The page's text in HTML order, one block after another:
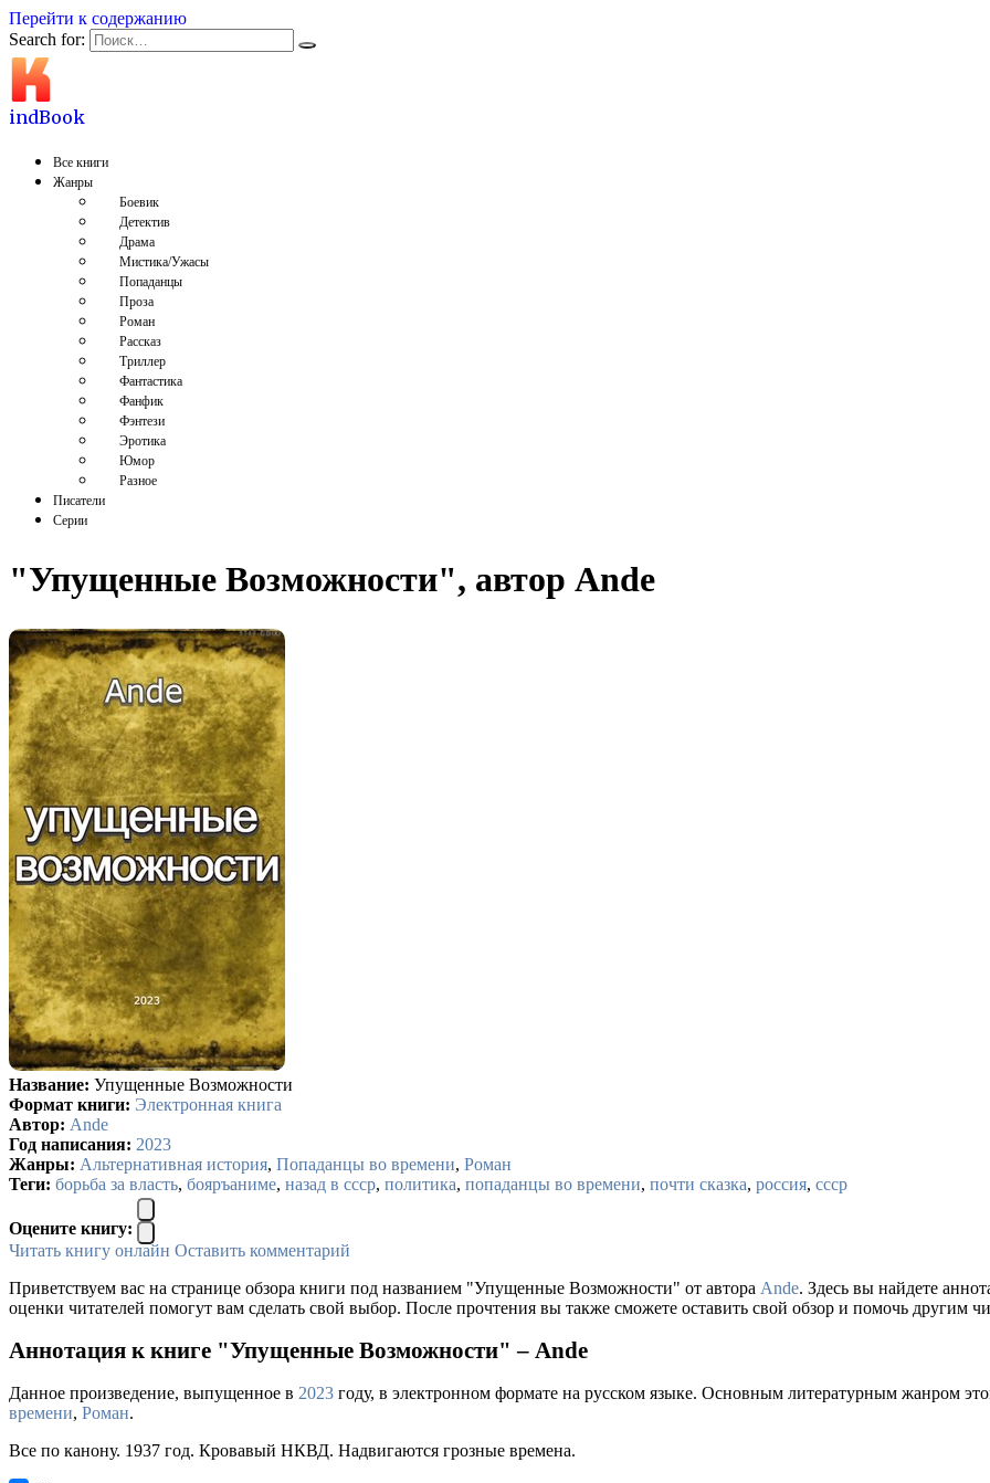
Перейти к содержанию
Search for:
indBook
Все книги
Жанры
Боевик
Детектив
Драма
Мистика/Ужасы
Попаданцы
Проза
Роман
Рассказ
Триллер
Фантастика
Фанфик
Фэнтези
Эротика
Юмор
Разное
Писатели
Серии
"Упущенные Возможности", автор Ande
Название: Упущенные Возможности
Формат книги: Электронная книга
Автор: Ande
Год написания: 2023
Жанры: Альтернативная история, Попаданцы во времени, Роман
Теги: борьба за власть, бояръаниме, назад в ссср, политика, попаданцы во времени, почти сказка, россия, ссср
Оцените книгу:
Читать книгу онлайн Оставить комментарий
Приветствуем вас на странице обзора книги под названием "Упущенные Возможности" от автора Ande. Здесь вы найдете
оценки читателей помогут вам сделать свой выбор. После прочтения вы также сможете оставить свой обзор и помочь другим
Аннотация к книге "Упущенные Возможности" – Ande
Данное произведение, выпущенное в 2023 году, в электронном формате на русском языке. Основным литературным жанром
времени, Роман.
Все по канону. 1937 год. Кровавый НКВД. Надвигаются грозные времена.